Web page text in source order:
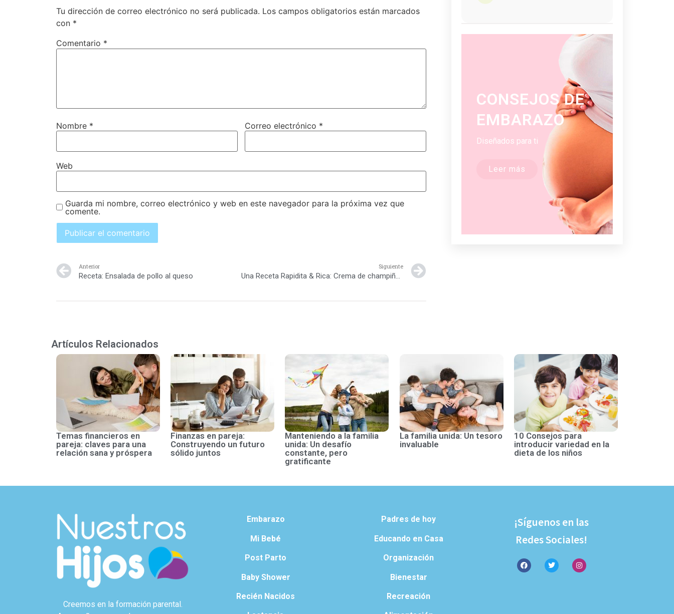
Tu dirección de correo electrónico no será publicada. Los campos obligatorios están marcados
con *
Comentario *
Nombre * Correo electrónico *
Web
Guarda mi nombre, correo electrónico y web en este navegador para la próxima vez que
comente.
Anterior
Receta: Ensalada de pollo al queso
Siguiente
Una Receta Rapidita & Rica: Crema de champiñones con avellanas
CONSEJOS DE
EMBARAZO
Diseñados para ti
Leer más
Artículos Relacionados
Temas financieros en
pareja: claves para una
relación sana y próspera
Finanzas en pareja:
Construyendo un futuro
sólido juntos
Manteniendo a la familia
unida: Un desafío
constante, pero
gratificante
La familia unida: Un tesoro
invaluable
10 Consejos para
introducir variedad en la
dieta de los niños
Creemos en la formación parental.
Embarazo
Mi Bebé
Post Parto
Baby Shower
Recién Nacidos
Padres de hoy
Educando en Casa
Organización
Bienestar
Recreación
¡Síguenos en las
Redes Sociales!